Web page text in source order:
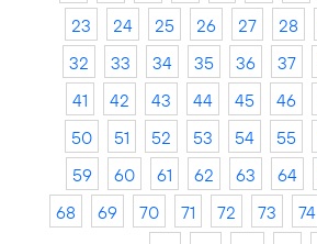
23
24 25 26 27 28
32
33 34 35 36 37
41
42 43 44 45 46
50
51 52 53 54 55
59
60 61 62 63 64
68
69 70 71 72 73 74